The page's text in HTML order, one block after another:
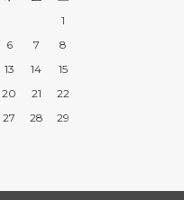
1
6 7
8
13 14
15
20 21
22
27 28
29